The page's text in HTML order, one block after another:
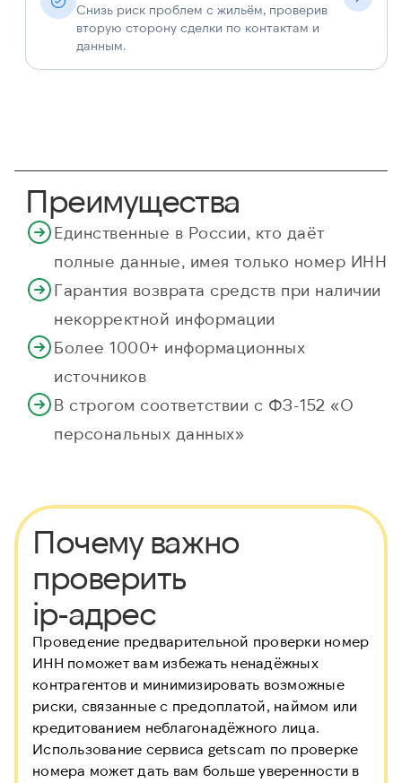
Снизь риск проблем с жильём, проверив
вторую сторону сделки по контактам и
данным.
Преимущества
Единственные в России, кто даёт
полные данные, имея только номер ИНН
Гарантия возврата средств при наличии
некорректной информации
Более 1000+ информационных
источников
В строгом соответствии с ФЗ-152 «О
персональных данных»
Почему важно
проверить
ip-адрес
Проведение предварительной проверки номер
ИНН поможет вам избежать ненадёжных
контрагентов и минимизировать возможные
риски, связанные с предоплатой, наймом или
кредитованием неблагонадёжного лица.
Использование сервиса getscam по проверке
номера может дать вам больше уверенности в